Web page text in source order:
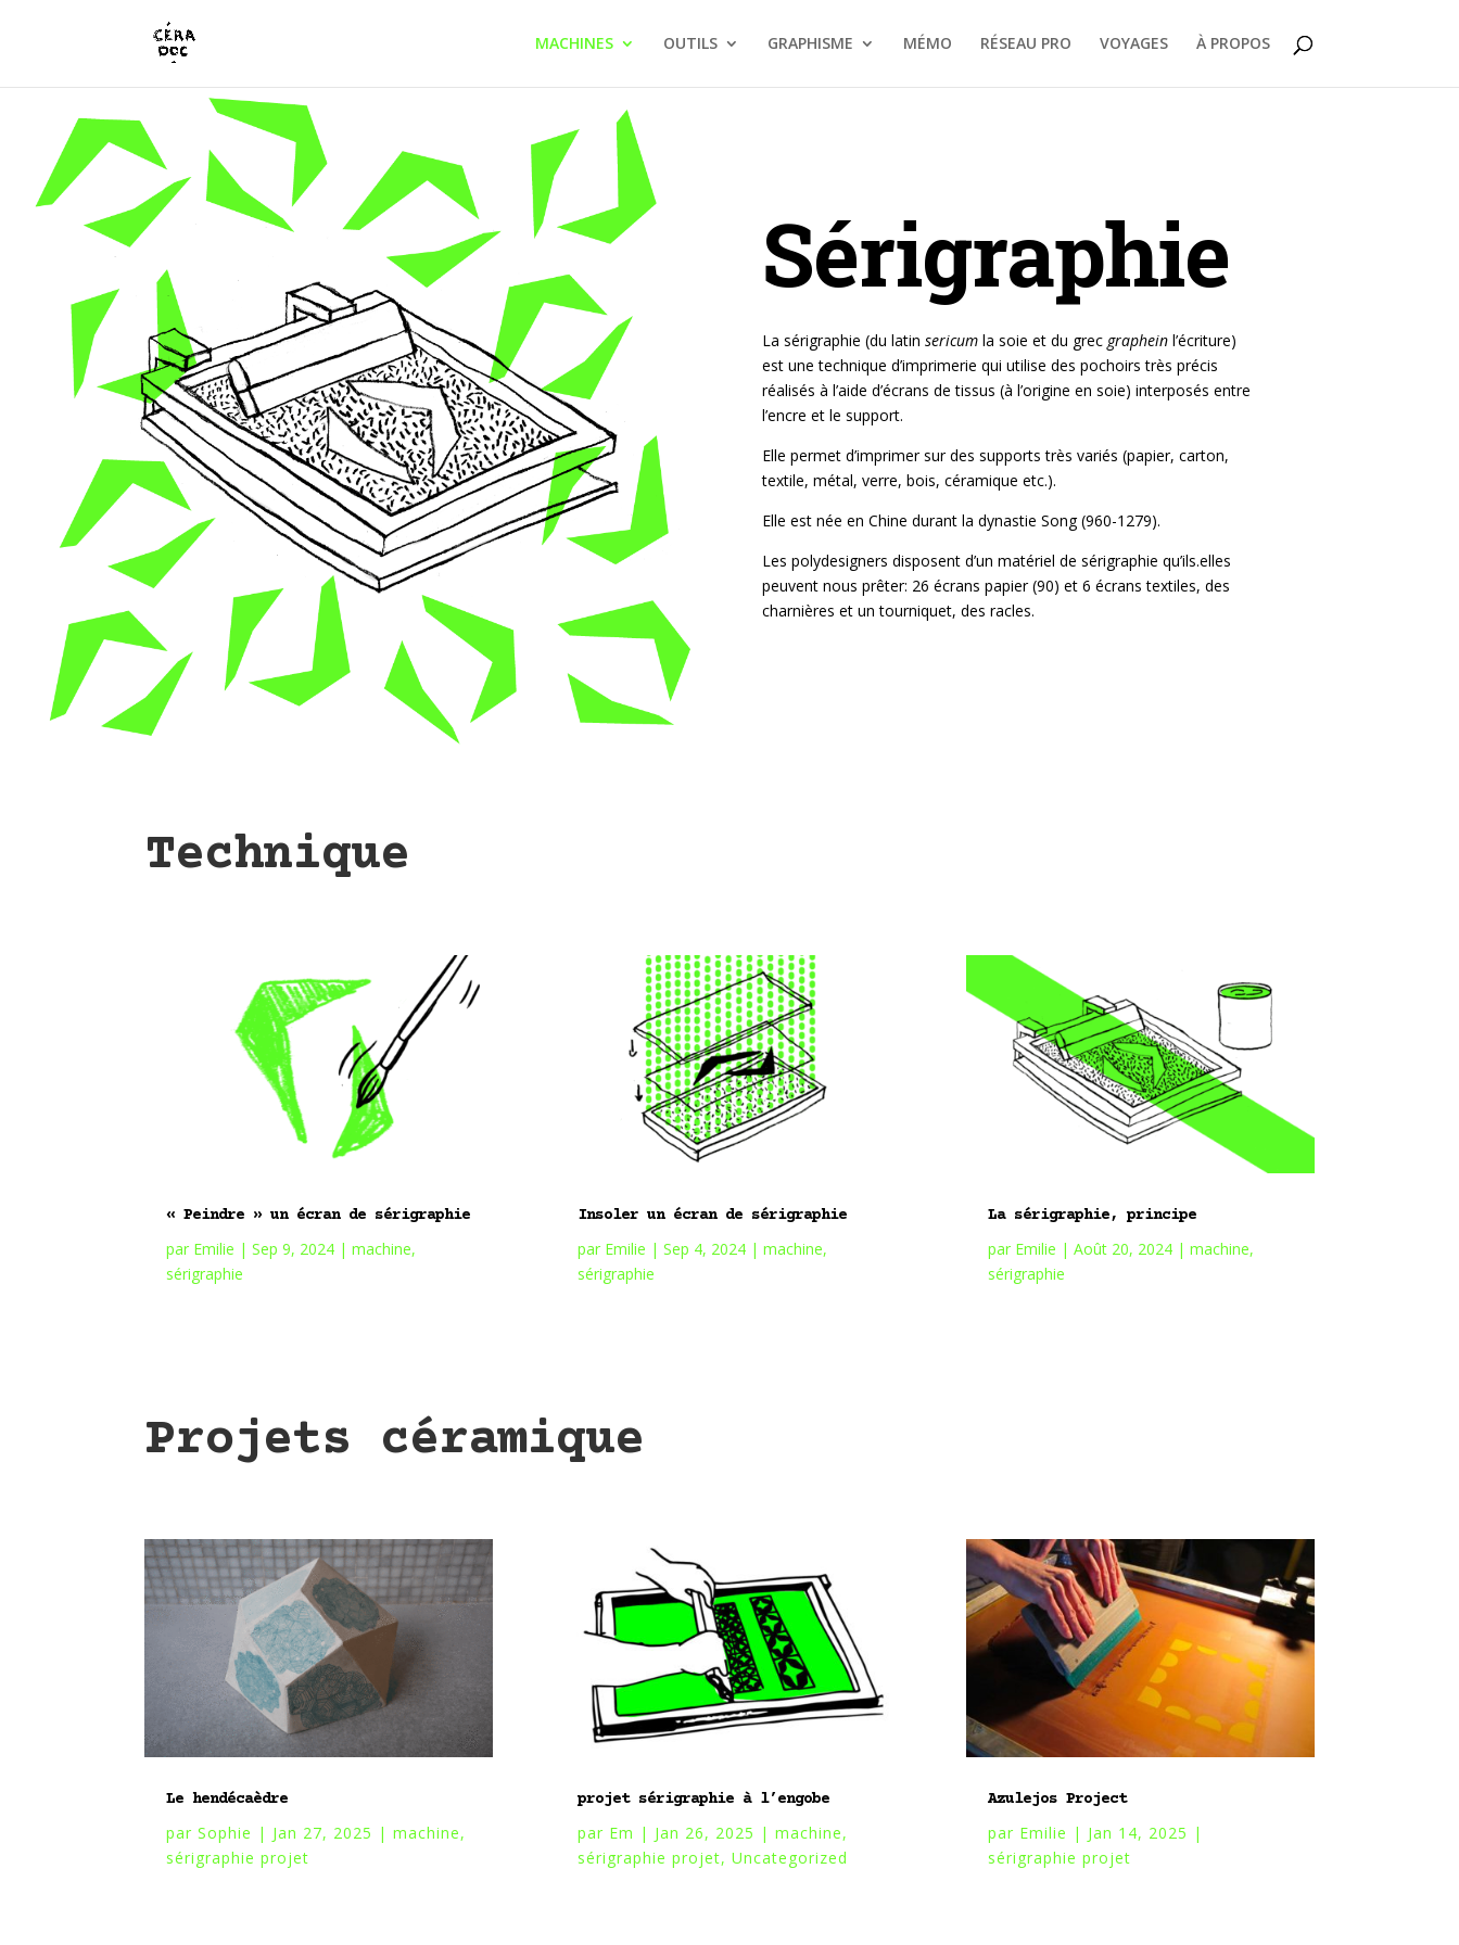
MACHINES OUTILS GRAPHISME MÉMO RÉSEAU PRO VOYAGES À PROPOS
Sérigraphie
La sérigraphie (du latin sericumla soie et du grec grapheinl’écriture)
est une technique d’imprimerie qui utilise des pochoirs très précis
réalisés à l’aide d’écrans de tissus (à l’origine en soie) interposés entre
l’encre et le support.
Elle permet d’imprimer sur des supports très variés (papier, carton,
textile, métal, verre, bois, céramique etc.).
Elle est née en Chine durant la dynastie Song (960-1279).
Les polydesigners disposent d’un matériel de sérigraphie qu’ils.elles
peuvent nous prêter: 26 écrans papier (90) et 6 écrans textiles, des
charnières et un tourniquet, des racles.
Technique
« Peindre » un écran de sérigraphie
par Emilie |Sep 9, 2024 |machine,
sérigraphie
Insoler un écran de sérigraphie
par Emilie | Sep 4, 2024| machine,
sérigraphie
La sérigraphie, principe
par Emilie | Août 20, 2024| machine,
sérigraphie
Projets céramique
Le hendécaèdre
parSophie | Jan 27, 2025 |machine,
sérigraphie projet
projet sérigraphie à l’engobe
par Em | Jan 26, 2025 | machine,
sérigraphie projet, Uncategorized
Azulejos Project
par Emilie | Jan 14, 2025 |
sérigraphie projet